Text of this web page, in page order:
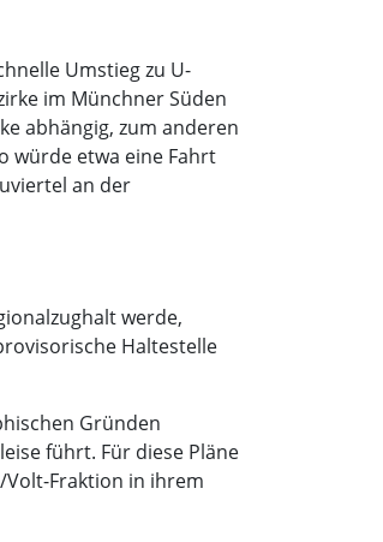
Umstieg zu U-
im Münchner Süden
abhängig, zum anderen
würde etwa eine Fahrt
an der
werde,
Haltestelle
Gründen
führt. Für diese Pläne
Fraktion in ihrem